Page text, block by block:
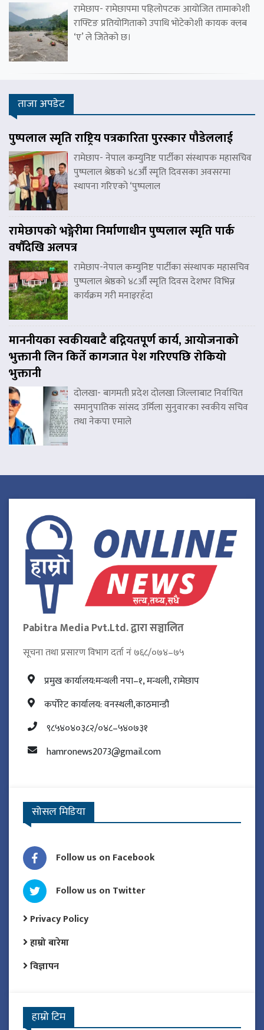
रामेछाप- रामेछापमा पहिलोपटक आयोजित तामाकोशी
राफ्टिङ प्रतियोगिताको उपाधि भोटेकोशी कायक क्लब
‘ए’ ले जितेको छ।
ताजा अपडेट
पुष्पलाल स्मृति राष्ट्रिय पत्रकारिता पुरस्कार पौडेललाई
रामेछाप- नेपाल कम्युनिष्ट पार्टीका संस्थापक महासचिव
पुष्पलाल श्रेष्ठको ४८औँ स्मृति दिवसका अवसरमा
स्थापना गरिएको ‘पुष्पलाल
रामेछापको भङ्गेरीमा निर्माणाधीन पुष्पलाल स्मृति पार्क
वर्षौंदेखि अलपत्र
रामेछाप-नेपाल कम्युनिष्ट पार्टीका संस्थापक महासचिव
पुष्पलाल श्रेष्ठको ४८औँ स्मृति दिवस देशभर विभिन्न
कार्यक्रम गरी मनाइरहँदा
माननीयका स्वकीयबाटै बद्नियतपूर्ण कार्य, आयोजनाको
भुक्तानी लिन किर्ते कागजात पेश गरिएपछि रोकियो
भुक्तानी
दोलखा- बागमती प्रदेश दोलखा जिल्लाबाट निर्वाचित
समानुपातिक सांसद उर्मिला सुनुवारका स्वकीय सचिव
तथा नेकपा एमाले
Pabitra Media Pvt.Ltd. द्वारा सञ्चालित
सूचना तथा प्रसारण विभाग दर्ता नं ७६८/०७४–७५
प्रमुख कार्यालय:मन्थली नपा–१, मन्थली, रामेछाप
कर्पोरेट कार्यालय: वनस्थली,काठमान्डौ
९८५४०४०३८२/०४८–५४०७३१
hamronews2073@gmail.com
सोसल मिडिया
Follow us on Facebook
Follow us on Twitter
Privacy Policy
हाम्रो बारेमा
विज्ञापन
हाम्रो टिम